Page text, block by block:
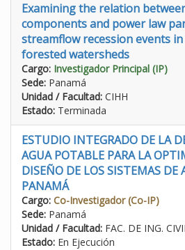
Examining the relation
components and power law
streamflow recession events
forested watersheds
Cargo: Investigador Principal (IP)
Sede: Panamá
Unidad / Facultad: CIHH
Estado: Terminada
ESTUDIO INTEGRADO DE LA
AGUA POTABLE PARA LA
DISEÑO DE LOS SISTEMAS DE
PANAMÁ
Cargo: Co-Investigador (Co-IP)
Sede: Panamá
Unidad / Facultad: FAC. DE ING.
Estado: En Ejecución